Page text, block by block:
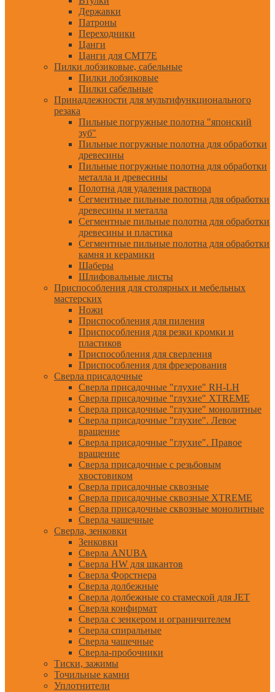
Державки
Патроны
Переходники
Цанги
Цанги для CMT7E
Пилки лобзиковые, сабельные
Пилки лобзиковые
Пилки сабельные
Принадлежности для мультифункционального
резака
Пильные погружные полотна "японский
зуб"
Пильные погружные полотна для обработки
древесины
Пильные погружные полотна для обработки
металла и древесины
Полотна для удаления раствора
Сегментные пильные полотна для обработки
древесины и металла
Сегментные пильные полотна для обработки
древесины и пластика
Сегментные пильные полотна для обработки
камня и керамики
Шаберы
Шлифовальные листы
Приспособления для столярных и мебельных
мастерских
Ножи
Приспособления для пиления
Приспособления для резки кромки и
пластиков
Приспособления для сверления
Приспособления для фрезерования
Сверла присадочные
Сверла присадочные "глухие" RH-LH
Сверла присадочные "глухие" XTREME
Сверла присадочные "глухие" монолитные
Сверла присадочные "глухие". Левое
вращение
Сверла присадочные "глухие". Правое
вращение
Сверла присадочные с резьбовым
хвостовиком
Сверла присадочные сквозные
Сверла присадочные сквозные XTREME
Сверла присадочные сквозные монолитные
Сверла чашечные
Сверла, зенковки
Зенковки
Сверла ANUBA
Сверла HW для шкантов
Сверла Форстнера
Сверла долбежные
Сверла долбежные со стамеской для JET
Сверла конфирмат
Сверла с зенкером и ограничителем
Сверла спиральные
Сверла чашечные
Сверла-пробочники
Тиски, зажимы
Точильные камни
Уплотнители